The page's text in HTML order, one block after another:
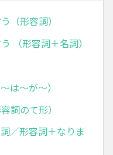
（形容詞）
（形容詞＋名詞）
は～が～）
詞のて形）
／形容詞＋なりま